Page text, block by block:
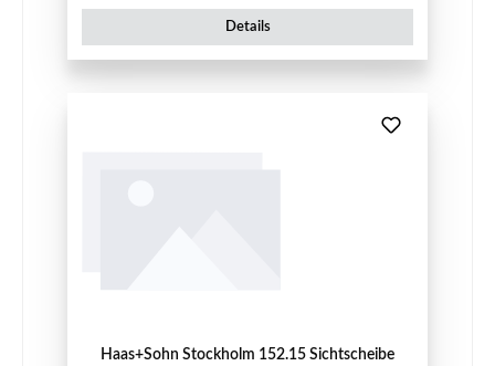
Details
Haas+Sohn Stockholm 152.15 Sichtscheibe